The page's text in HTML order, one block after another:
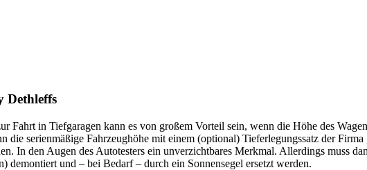
Dethleffs
Fahrt in Tiefgaragen kann es von großem Vorteil sein, wenn die Höhe des
die serienmäßige Fahrzeughöhe mit einem (optional) Tieferlegungssatz der Firma
In den Augen des Autotesters ein unverzichtbares Merkmal. Allerdings muss
demontiert und – bei Bedarf – durch ein Sonnensegel ersetzt werden.